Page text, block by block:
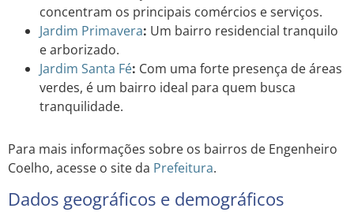
concentram os principais comércios e serviços.
Jardim Primavera: Um bairro residencial tranquilo
e arborizado.
Jardim Santa Fé: Com uma forte presença de áreas
verdes, é um bairro ideal para quem busca
tranquilidade.
Para mais informações sobre os bairros de Engenheiro
Coelho, acesse o site da Prefeitura.
Dados geográficos e demográficos